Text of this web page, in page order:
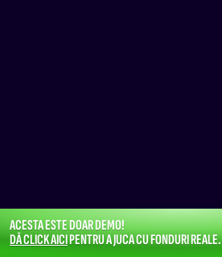
ACESTA ESTE DOAR DEMO!
DĂ CLICK AICIPENTRU A JUCA CU FONDURI REALE.